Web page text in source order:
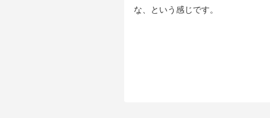
な、という感じです。